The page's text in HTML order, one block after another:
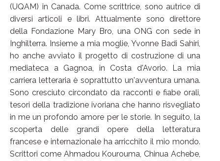
(UQAM) in Canada. Come scrittrice, sono autrice di
diversi articoli e libri. Attualmente sono direttore
della Fondazione Mary Bro, una ONG con sede in
Inghilterra. Insieme a mia moglie, Yvonne Badi Sahiri,
ho anche avviato il progetto di costruzione di una
mediateca a Gagnoa, in Costa d'Avorio. La mia
carriera letteraria è soprattutto un'avventura umana.
Sono cresciuto circondato da racconti e fiabe orali,
tesori della tradizione ivoriana che hanno risvegliato
in me un profondo amore per le storie. In seguito, la
scoperta delle grandi opere della letteratura
francese e internazionale ha arricchito il mio mondo.
Scrittori come Ahmadou Kourouma, Chinua Achebe,